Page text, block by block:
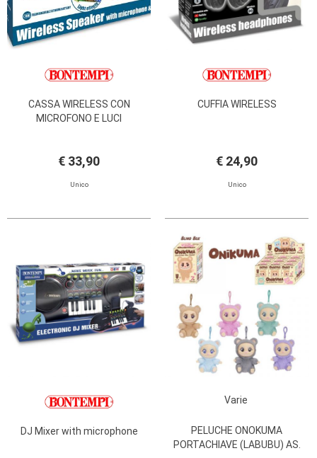
CASSA WIRELESS CON
MICROFONO E LUCI
€ 33,90
Unico
CUFFIA WIRELESS
€ 24,90
Unico
DJ Mixer with microphone
Varie
PELUCHE ONOKUMA
PORTACHIAVE (LABUBU) AS.